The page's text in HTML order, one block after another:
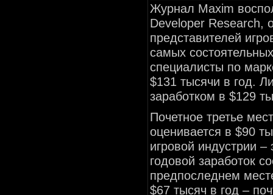
Журнал Maxim
Developer Research,
представителей
самых
специалисты по
$131 тысячи в год.
заработком в $129
Почетное третье
оценивается в $90
игровой индустрии –
годовой заработок
предпоследнем
$67 тысяч в год –